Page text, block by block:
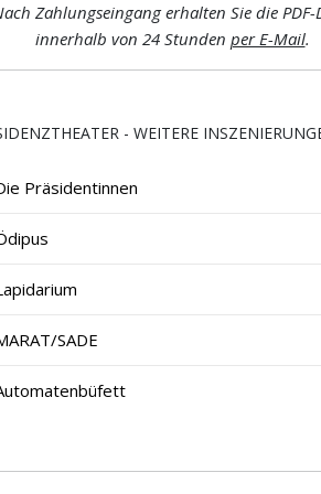
Zahlungseingang erhalten Sie die PDF-
innerhalb von 24 Stunden per E-Mail.
- WEITERE
Präsidentinnen
SADE